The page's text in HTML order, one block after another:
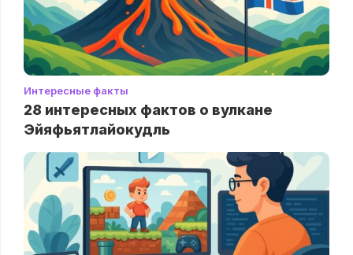
Интересные факты
28 интересных фактов о вулкане
Эйяфьятлайокудль